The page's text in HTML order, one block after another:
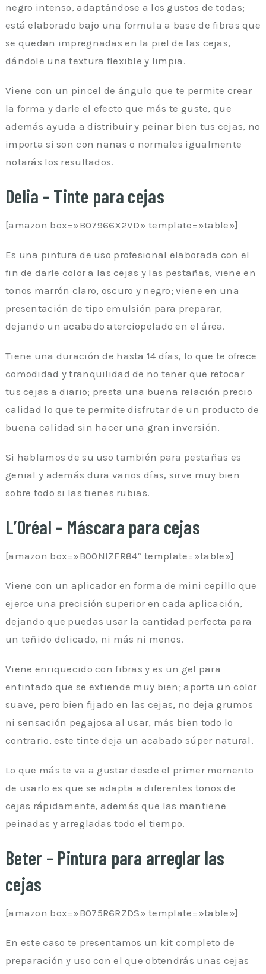
negro intenso, adaptándose a los gustos de todas;
está elaborado bajo una formula a base de fibras que
se quedan impregnadas en la piel de las cejas,
dándole una textura flexible y limpia.
Viene con un pincel de ángulo que te permite crear
la forma y darle el efecto que más te guste, que
además ayuda a distribuir y peinar bien tus cejas, no
importa si son con nanas o normales igualmente
notarás los resultados.
Delia – Tinte para cejas
[amazon box=»B07966X2VD» template=»table»]
Es una pintura de uso profesional elaborada con el
fin de darle color a las cejas y las pestañas, viene en
tonos marrón claro, oscuro y negro; viene en una
presentación de tipo emulsión para preparar,
dejando un acabado aterciopelado en el área.
Tiene una duración de hasta 14 días, lo que te ofrece
comodidad y tranquilidad de no tener que retocar
tus cejas a diario; presta una buena relación precio
calidad lo que te permite disfrutar de un producto de
buena calidad sin hacer una gran inversión.
Si hablamos de su uso también para pestañas es
genial y además dura varios días, sirve muy bien
sobre todo si las tienes rubias.
L’Oréal – Máscara para cejas
[amazon box=»B00NIZFR84″ template=»table»]
Viene con un aplicador en forma de mini cepillo que
ejerce una precisión superior en cada aplicación,
dejando que puedas usar la cantidad perfecta para
un teñido delicado, ni más ni menos.
Viene enriquecido con fibras y es un gel para
entintado que se extiende muy bien; aporta un color
suave, pero bien fijado en las cejas, no deja grumos
ni sensación pegajosa al usar, más bien todo lo
contrario, este tinte deja un acabado súper natural.
Lo que más te va a gustar desde el primer momento
de usarlo es que se adapta a diferentes tonos de
cejas rápidamente, además que las mantiene
peinadas y arregladas todo el tiempo.
Beter – Pintura para arreglar las
cejas
[amazon box=»B075R6RZDS» template=»table»]
En este caso te presentamos un kit completo de
preparación y uso con el que obtendrás unas cejas